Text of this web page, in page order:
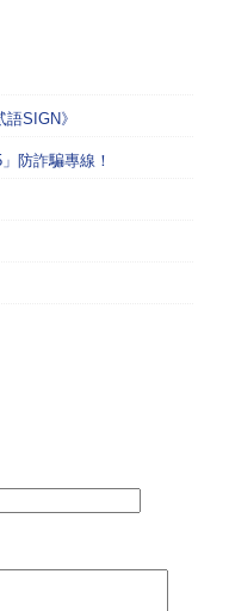
SIGN》
防詐騙專線！